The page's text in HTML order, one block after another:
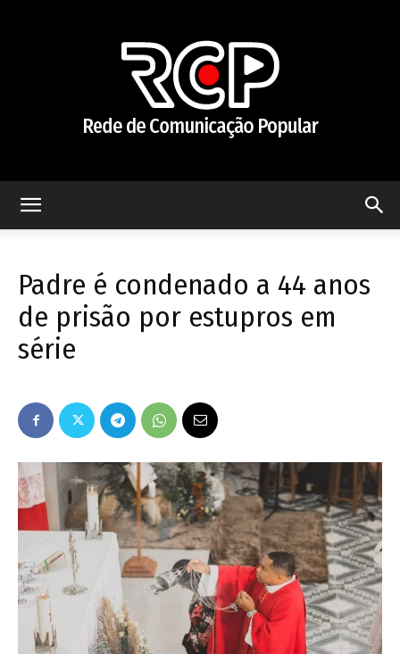
Popular
–
AL
Padre é condenado a 44 anos
de prisão por estupros em
série